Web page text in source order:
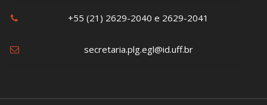
+55 (21) 2629-2040 e 2629-2041
secretaria.plg.egl@id.uff.br